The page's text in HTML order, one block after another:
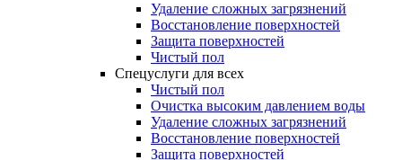
Удаление сложных загрязнений
Восстановление поверхностей
Защита поверхностей
Чистый пол
Спецуслуги для всех
Чистый пол
Очистка высоким давлением воды
Удаление сложных загрязнений
Восстановление поверхностей
Защита поверхностей